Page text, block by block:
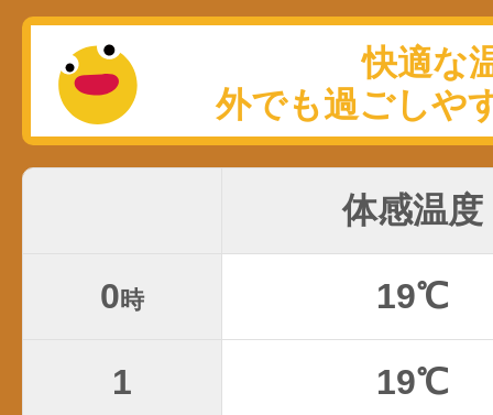
体感温度
0時 19℃
1 19℃